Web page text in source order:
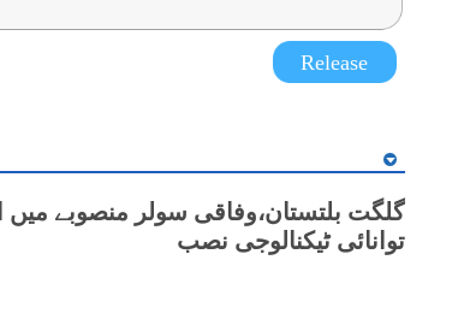
Release
گلگت بلتستان،وفاقی سولر منصوبے میں
توانائی ٹیکنالوجی نصب